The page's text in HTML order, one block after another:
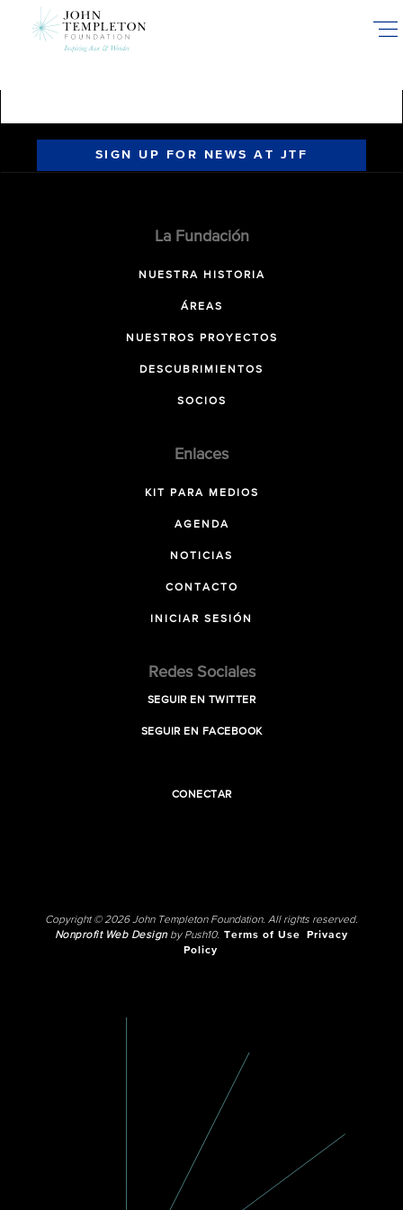
SIGN UP FOR NEWS AT JTF
La Fundación
NUESTRA HISTORIA
ÁREAS
NUESTROS PROYECTOS
DESCUBRIMIENTOS
SOCIOS
Enlaces
KIT PARA MEDIOS
AGENDA
NOTICIAS
CONTACTO
INICIAR SESIÓN
Redes Sociales
SEGUIR EN TWITTER
SEGUIR EN FACEBOOK
CONECTAR
Copyright © 2026 John Templeton Foundation. All rights reserved.
Nonprofit Web Designby Push10. Terms of Use
Privacy
Policy